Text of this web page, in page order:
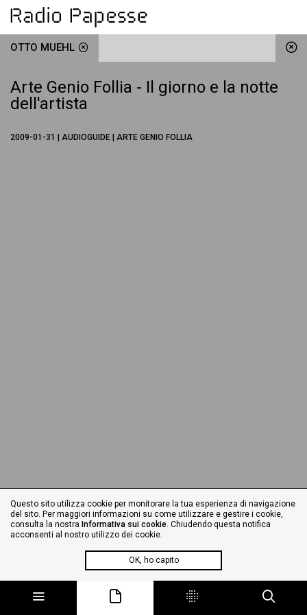
OTTO MUEHL
Arte Genio Follia - Il giorno e la notte
dell'artista
2009-01-31 | AUDIOGUIDE | ARTE GENIO FOLLIA
Questo sito utilizza cookie per monitorare la tua esperienza di navigazione
del sito. Per maggiori informazioni su come utilizzare e gestire i cookie,
consulta la nostra Informativa sui cookie. Chiudendo questa notifica
acconsenti al nostro utilizzo dei cookie.
OK, ho capito